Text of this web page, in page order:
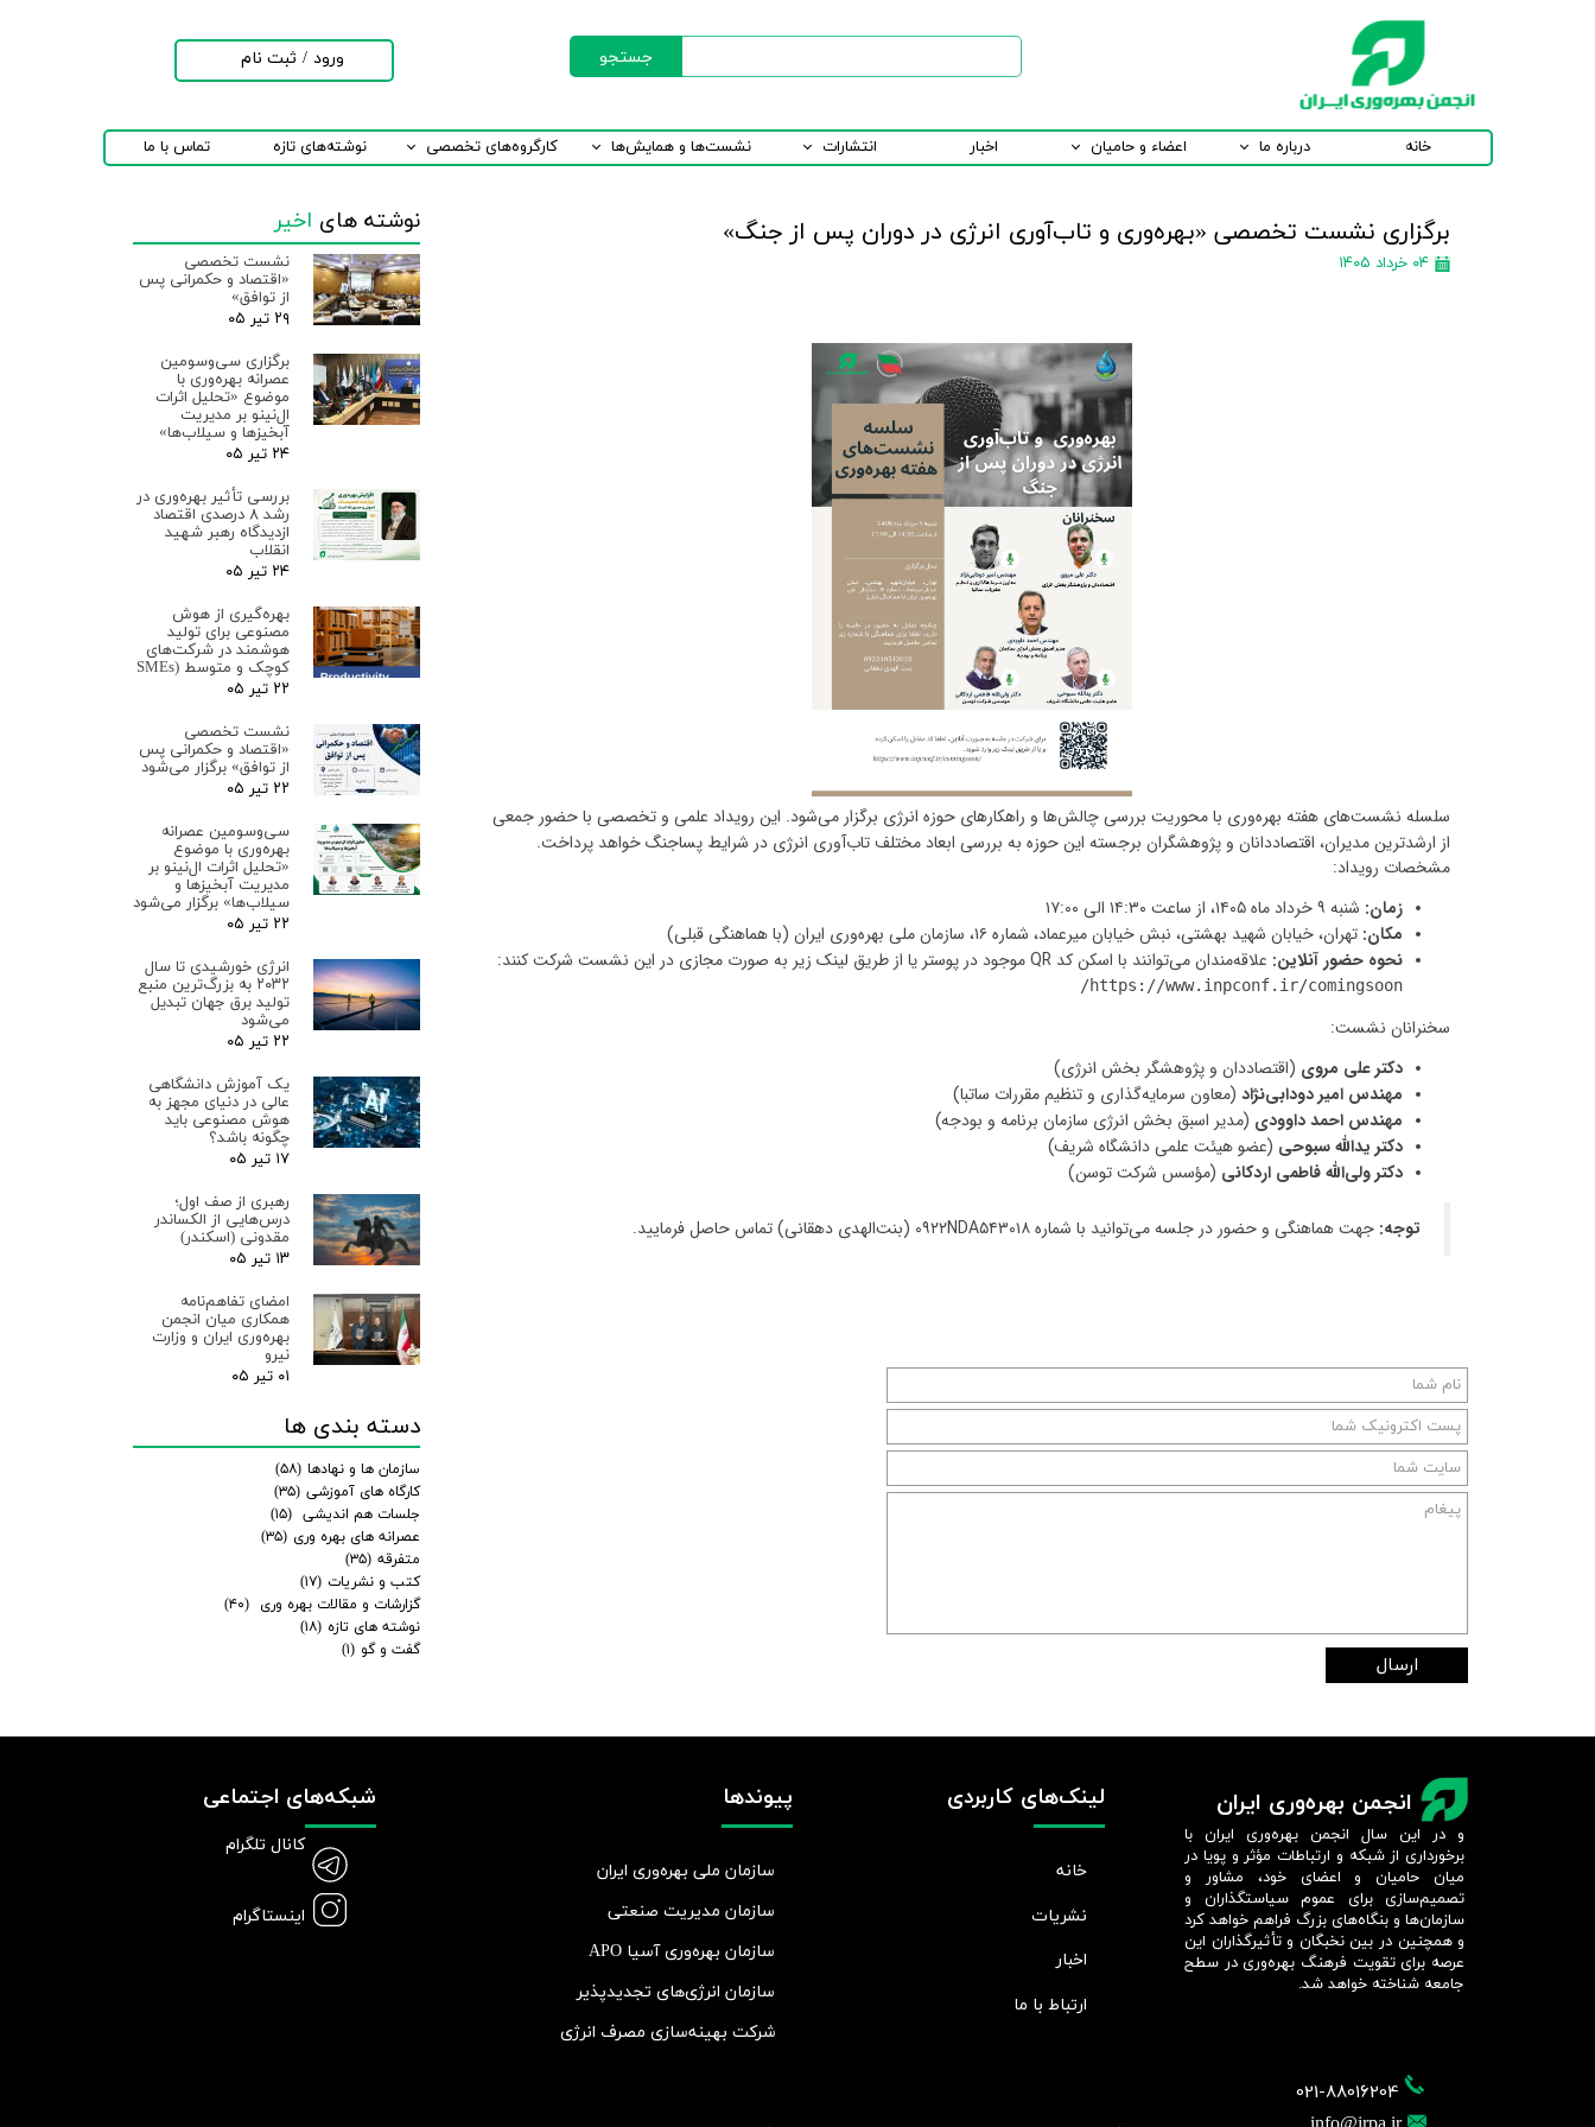
خانه درباره ما اعضاء و حامیان اخبار انتشارات نشست‌ها و همایش‌ها کارگروه‌های تخصصی نوشته‌های تازه تماس با ما
جستجو ورود / ثبت نام
تغییر گذر واژه
خروج از حساب
کاربری
برگزاری نشست تخصصی «بهره‌وری و تاب‌آوری انرژی در دوران پس از جنگ»
۰۴ خرداد ۱۴۰۵
سلسله نشست‌های هفته بهره‌وری با محوریت بررسی چالش‌ها و راهکارهای حوزه انرژی برگزار می‌شود. این رویداد علمی و تخصصی با حضور جمعی
از ارشدترین مدیران، اقتصاددانان و پژوهشگران برجسته این حوزه به بررسی ابعاد مختلف تاب‌آوری انرژی در شرایط پساجنگ خواهد پرداخت.
مشخصات رویداد:
زمان: شنبه ۹ خرداد ماه ۱۴۰۵، از ساعت ۱۴:۳۰ الی ۱۷:۰۰
مکان: تهران، خیابان شهید بهشتی، نبش خیابان میرعماد، شماره ۱۶، سازمان ملی بهره‌وری ایران (با هماهنگی قبلی)
نحوه حضور آنلاین: علاقه‌مندان می‌توانند با اسکن کد QR موجود در پوستر یا از طریق لینک زیر به صورت مجازی در این نشست شرکت کنند:
https://www.inpconf.ir/comingsoon/
سخنرانان نشست:
دکتر علی مروی (اقتصاددان و پژوهشگر بخش انرژی)
مهندس امیر دودابی‌نژاد (معاون سرمایه‌گذاری و تنظیم مقررات ساتبا)
مهندس احمد داوودی (مدیر اسبق بخش انرژی سازمان برنامه و بودجه)
دکتر یدالله سبوحی (عضو هیئت علمی دانشگاه شریف)
دکتر ولی‌الله فاطمی اردکانی (مؤسس شرکت توسن)
توجه: جهت هماهنگی و حضور در جلسه می‌توانید با شماره ۰۹۲۲NDA۵۴۳۰۱۸ (بنت‌الهدی دهقانی) تماس حاصل فرمایید.
ارسال
نوشته های اخیر
نشست تخصصی
«اقتصاد و حکمرانی پس
از توافق»
۲۹ تیر ۰۵
برگزاری سی‌وسومین
عصرانه بهره‌وری با
موضوع «تحلیل اثرات
ال‌نینو بر مدیریت
آبخیزها و سیلاب‌ها»
۲۴ تیر ۰۵
بررسی تأثیر بهره‌وری در
رشد ۸ درصدی اقتصاد
ازدیدگاه رهبر شهید
انقلاب
۲۴ تیر ۰۵
بهره‌گیری از هوش
مصنوعی برای تولید
هوشمند در شرکت‌های
کوچک و متوسط (SMEs
۲۲ تیر ۰۵
نشست تخصصی
«اقتصاد و حکمرانی پس
از توافق» برگزار می‌شود
۲۲ تیر ۰۵
سی‌وسومین عصرانه
بهره‌وری با موضوع
«تحلیل اثرات ال‌نینو بر
مدیریت آبخیزها و
سیلاب‌ها» برگزار می‌شود
۲۲ تیر ۰۵
انرژی خورشیدی تا سال
۲۰۳۲ به بزرگ‌ترین منبع
تولید برق جهان تبدیل
می‌شود
۲۲ تیر ۰۵
یک آموزش دانشگاهی
عالی در دنیای مجهز به
هوش مصنوعی باید
چگونه باشد؟
۱۷ تیر ۰۵
رهبری از صف اول؛
درس‌هایی از الکساندر
مقدونی (اسکندر)
۱۳ تیر ۰۵
امضای تفاهم‌نامه
همکاری میان انجمن
بهره‌وری ایران و وزارت
نیرو
۰۱ تیر ۰۵
دسته بندی ها
سازمان ها و نهادها (۵۸)
کارگاه های آموزشی (۳۵)
جلسات هم اندیشی (۱۵)
عصرانه های بهره وری (۳۵)
متفرقه (۳۵)
کتب و نشریات (۱۷)
گزارشات و مقالات بهره وری
(۴۰)
نوشته های تازه (۱۸)
گفت و گو (۱)
انجمن بهره‌وری ایران
021-88016204
لینک‌های کاربردی
خانه
نشریات
اخبار
ارتباط با ما
پیوندها
سازمان ملی بهره‌وری ایران
سازمان مدیریت صنعتی
سازمان بهره‌وری آسیا APO
سازمان انرژی‌های تجدیدپذیر
شرکت بهينه‌سازی مصرف انرژی
شبکه‌های اجتماعی
کانال تلگرام
اینستاگرام
و در این سال انجمن بهره‌وری ایران با
برخورداری از شبکه و ارتباطات مؤثر و پویا در
میان حامیان و اعضای خود، مشاور و
تصمیم‌سازی برای عموم سیاستگذاران و
سازمان‌ها و بنگاه‌های بزرگ فراهم خواهد کرد
و همچنین در بین نخبگان و تأثیرگذاران این
عرصه برای تقویت فرهنگ بهره‌وری در سطح
جامعه شناخته خواهد شد.​​​​​​​